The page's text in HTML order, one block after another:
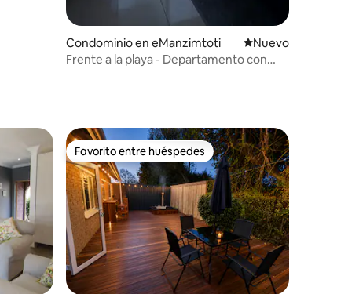
Condominio en eManzimtoti Nuevo alojamiento
Nuevo
Frente a la playa - Departamento con
Favorito entre huéspedes
Favorito entre huéspedes